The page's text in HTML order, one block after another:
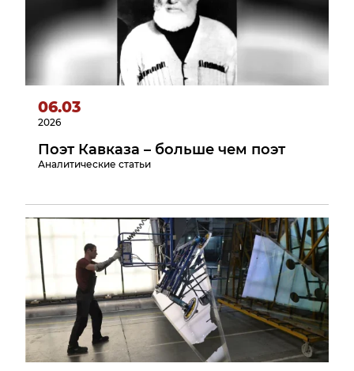
06.03
2026
Поэт Кавказа – больше чем поэт
Аналитические статьи